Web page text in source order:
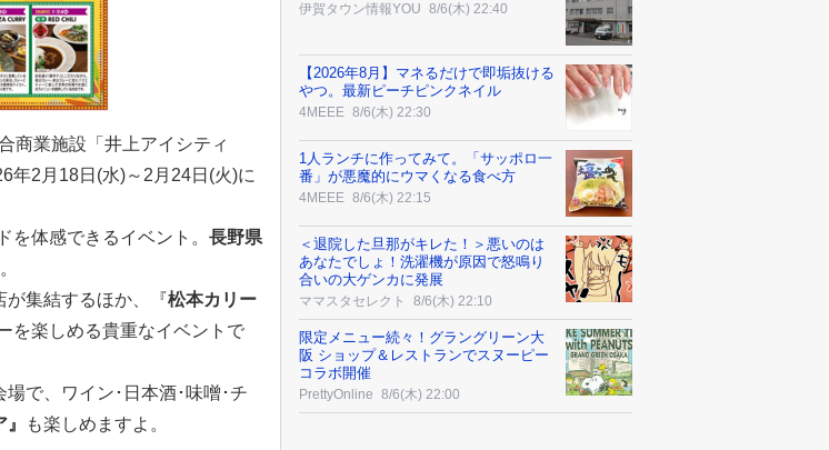
商業施設「井上アイシティ
年2月18日(水)～2月24日(火)に
を体感できるイベント。 長野県
が集結するほか、『松本カリー
を楽しめる貴重なイベントで
で、ワイン･日本酒･味噌･チ
も楽しめますよ。
伊賀タウン情報YOU 8/6(木) 22:40
【2026年8月】マネるだけで即垢抜ける
やつ。最新ピーチピンクネイル
4MEEE 8/6(木) 22:30
1人ランチに作ってみて。「サッポロ一
番」が悪魔的にウマくなる食べ方
4MEEE 8/6(木) 22:15
＜退院した旦那がキレた！＞悪いのは
あなたでしょ！洗濯機が原因で怒鳴り
合いの大ゲンカに発展
ママスタセレクト 8/6(木) 22:10
限定メニュー続々！グラングリーン大
阪 ショップ＆レストランでスヌーピー
コラボ開催
PrettyOnline 8/6(木) 22:00